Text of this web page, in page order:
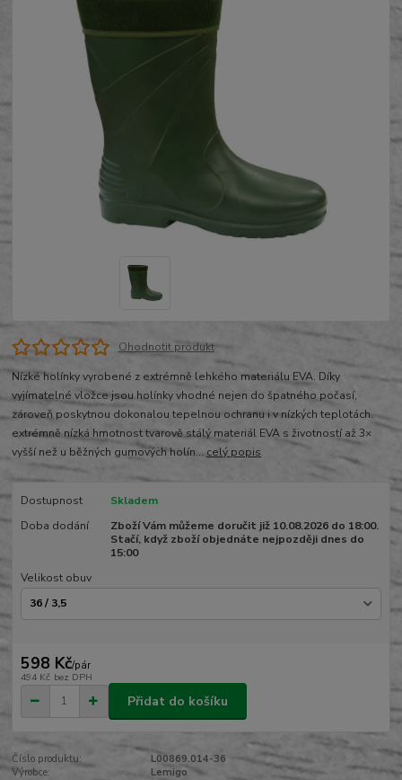
Ohodnotit produkt
Nízké holínky vyrobené z extrémně lehkého materiálu EVA. Díky
vyjímatelné vložce jsou holínky vhodné nejen do špatného počasí,
zároveň poskytnou dokonalou tepelnou ochranu i v nízkých teplotách.
extrémně nízká hmotnost tvarově stálý materiál EVA s životností až 3×
vyšší než u běžných gumových holín...celý popis
Dostupnost
Skladem
Doba dodání
Zboží Vám můžeme doručit již 10.08.2026 do 18:00.
Stačí, když zboží objednáte nejpozději dnes do
15:00
Velikost obuv
598 Kč/pár
494 Kč bez DPH
Přidat do košíku
Číslo produktu:
L00869.014-36
Výrobce:
Lemigo